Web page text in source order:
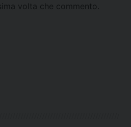
volta che commento.